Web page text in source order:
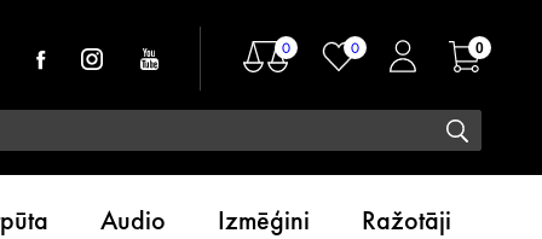
0 0 0
Audio Izmēģini Ražotāji